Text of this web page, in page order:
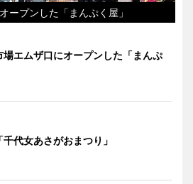
ープンした「まんぷく屋」
場エムザ口にオープンした「まんぷ
代女あさがおまつり」